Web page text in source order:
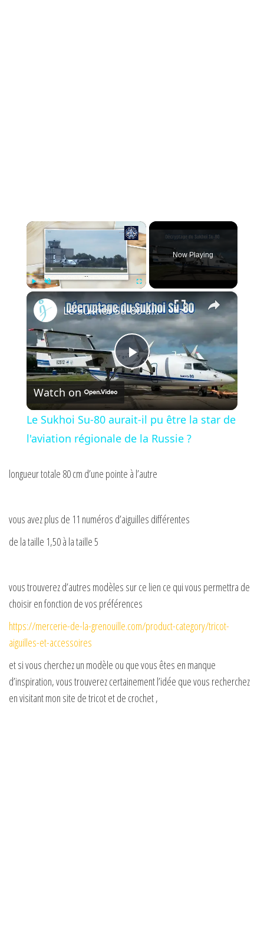
×
Now Playing
×
P
l
a
y
V
d
Le Sukhoi Su-80 aurait-il pu être la star de l'aviation régionale de la Russie ?
Watch on
Le Sukhoi Su-80 aurait-il pu être la star de
l'aviation régionale de la Russie ?
longueur totale 80 cm d’une pointe à l’autre
vous avez plus de 11 numéros d’aiguilles différentes
de la taille 1,50 à la taille 5
vous trouverez d’autres modèles sur ce lien ce qui vous permettra de
choisir en fonction de vos préférences
https://mercerie-de-la-grenouille.com/product-category/tricot-
aiguilles-et-accessoires
et si vous cherchez un modèle ou que vous êtes en manque
d’inspiration, vous trouverez certainement l’idée que vous recherchez
en visitant mon site de tricot et de crochet ,